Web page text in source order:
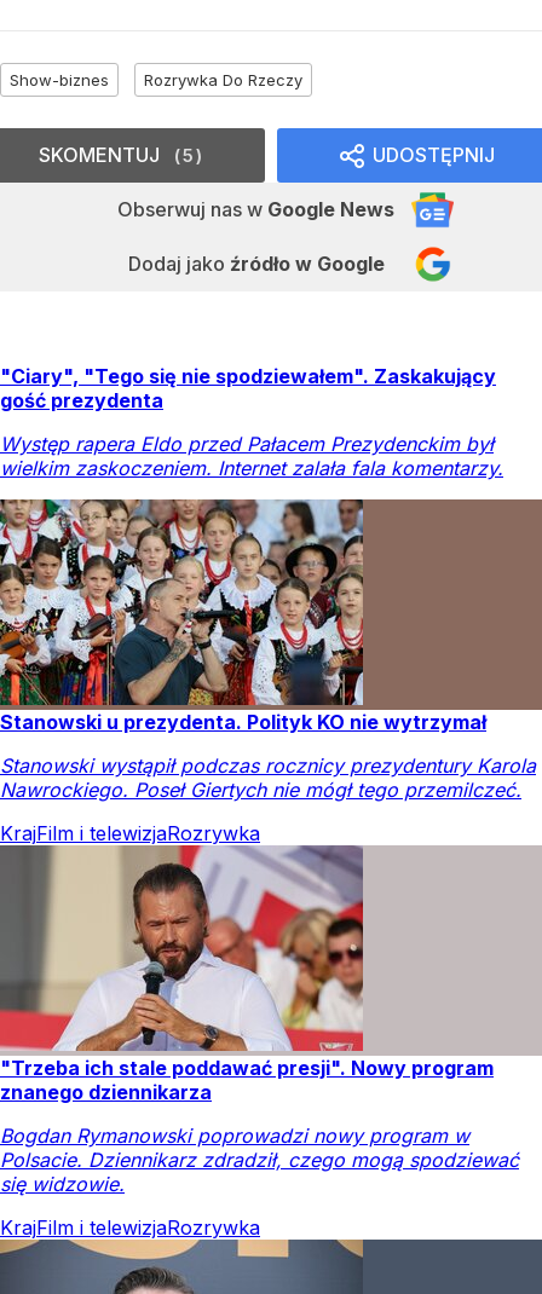
Show-biznes Rozrywka Do Rzeczy
UDOSTĘPNIJ
Obserwuj nas w Google News
Dodaj jako źródło w Google
SKOMENTUJ 5
"Ciary", "Tego się nie spodziewałem". Zaskakujący
gość prezydenta
Występ rapera Eldo przed Pałacem Prezydenckim był
wielkim zaskoczeniem. Internet zalała fala komentarzy.
Stanowski u prezydenta. Polityk KO nie wytrzymał
Stanowski wystąpił podczas rocznicy prezydentury Karola
Nawrockiego. Poseł Giertych nie mógł tego przemilczeć.
KrajFilm i telewizjaRozrywka
"Trzeba ich stale poddawać presji". Nowy program
znanego dziennikarza
Bogdan Rymanowski poprowadzi nowy program w
Polsacie. Dziennikarz zdradził, czego mogą spodziewać
się widzowie.
KrajFilm i telewizjaRozrywka